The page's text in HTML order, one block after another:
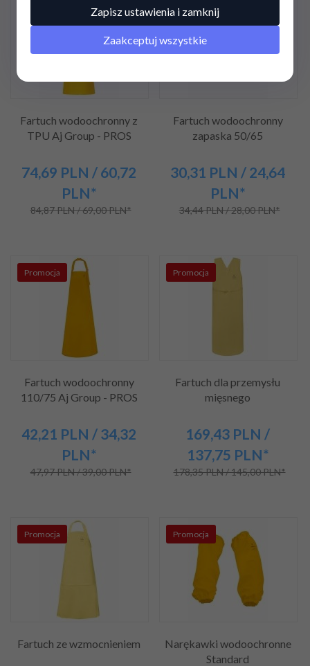
Fartuch wodoochronny z
TPU Aj Group - PROS
74,69 PLN / 60,72
PLN*
84,87 PLN / 69,00 PLN*
Promocja
Fartuch wodoochronny
zapaska 50/65
30,31 PLN / 24,64
PLN*
34,44 PLN / 28,00 PLN*
Promocja
Fartuch wodoochronny
110/75 Aj Group - PROS
42,21 PLN / 34,32
PLN*
47,97 PLN / 39,00 PLN*
Promocja
Fartuch dla przemysłu
mięsnego
169,43 PLN /
137,75 PLN*
178,35 PLN / 145,00 PLN*
Promocja
Fartuch ze wzmocnieniem
Promocja
Narękawki wodoochronne
Standard
Zapisz ustawienia i zamknij
Zaakceptuj wszystkie